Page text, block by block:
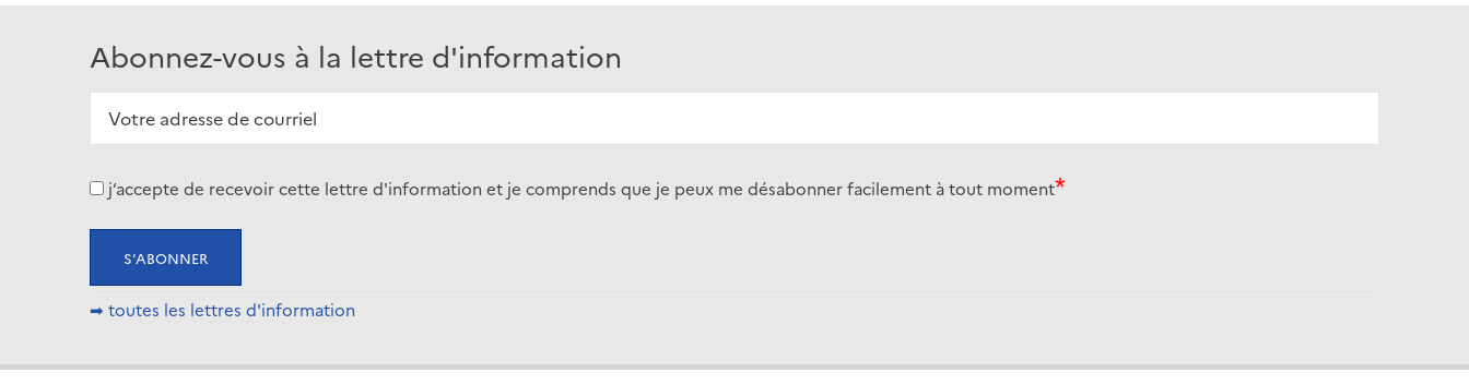
Abonnez-vous à la lettre d'information
j’accepte de recevoir cette lettre d'information et je comprends que je peux me désabonner facilement à tout moment
➡ toutes les lettres d'information